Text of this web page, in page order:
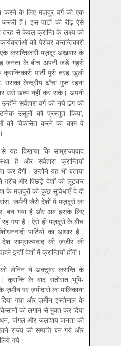
करने के लिए मज़दूर वर्ग की एक
ज़रूरी है। इस पार्टी की रीढ़ ऐसे
तरह से केवल क्रान्ति के लक्ष्य को
को पेशेवर क्रान्तिकारी
एक क्रान्तिकारी मज़दूर अख़बार के
जनता के बीच अपनी जड़ें गहरी
पार्टी पूरी तरह खुली
केन्द्रीय ढाँचा गुप्त रहना
उसे ख़त्म नहीं कर सके। अपनी
सर्वहारा वर्ग की नये ढंग की
उसूलों को प्रस्तुत किया,
विकसित करने का काम वे
दिखाया कि साम्राज्यवाद
है और सर्वहारा क्रान्तियाँ
कर देंगी। उन्होंने यह भी बताया
ग़रीब और पिछड़े देशों को लूटकर
मज़दूरों को कुछ सुविधाएँ दे दी
जर्मनी जैसे देशों में मज़दूरों का
बन गया है और अब इसके लिए
रह गया है। ऐसे ही मज़दूरों के बीच
पार्टियों का आधार है।
साम्राज्यवाद की ज़ंजीर की
देशों में क्रान्तियाँ होंगी।
को लेनिन ने अक्टूबर क्रान्ति के
क्रान्ति के बाद रातोरात भूमि-
ज़मीन पर ज़मींदारों का मालिकाना
गया और ज़मीन इस्तेमाल के
को लगान से मुक्त कर दिया
जंगल और जलाशय जनता की
राज्य की सम्पत्ति बन गये और
गये।